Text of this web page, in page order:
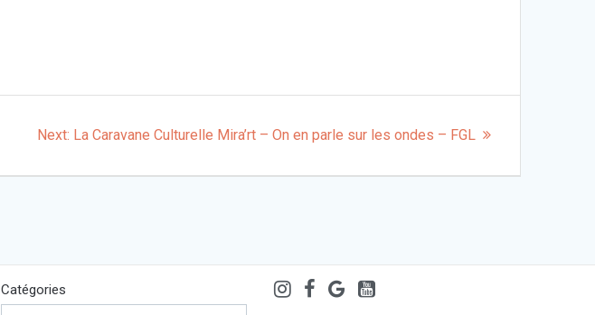
Next: Next
La Caravane Culturelle Mira’rt – On en parle sur les ondes – FGL
Catégories